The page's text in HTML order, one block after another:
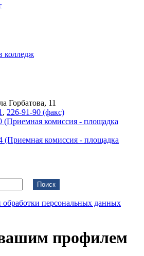
колледж
Горбатова, 11
, 226-91-90 (факс)
(Приемная комиссия - площадка
(Приемная комиссия - площадка
Поиск
персональных данных
профилем